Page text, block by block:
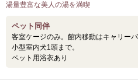
湯量豊富な美人の湯を満喫
ペット同伴
客室ケージのみ。館内移動はキャリー
小型室内犬1頭まで。
ペット用浴衣あり